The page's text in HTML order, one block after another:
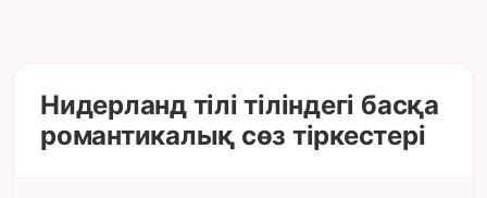
Нидерланд тілі тіліндегі басқа
романтикалық сөз тіркестері